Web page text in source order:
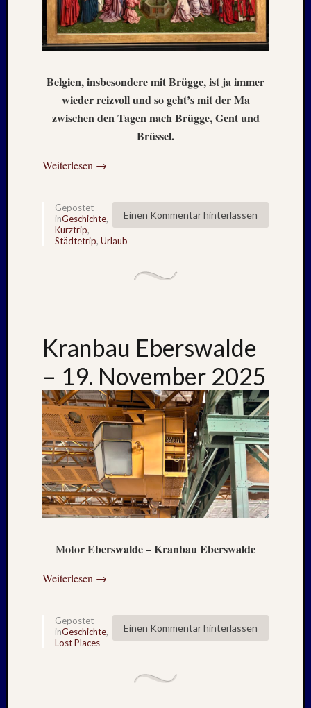
Belgien, insbesondere mit Brügge, ist ja immer
wieder reizvoll und so geht’s mit der Ma
zwischen den Tagen nach Brügge, Gent und
Brüssel.
Weiterlesen →
Einen Kommentar hinterlassen
Gepostet
inGeschichte,
Kurztrip,
Städtetrip, Urlaub
Kranbau Eberswalde
– 19. November 2025
Motor Eberswalde – Kranbau Eberswalde
Weiterlesen →
Einen Kommentar hinterlassen
Gepostet
inGeschichte,
Lost Places